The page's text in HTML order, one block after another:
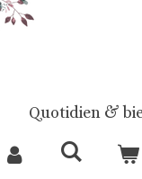
Quotidien &